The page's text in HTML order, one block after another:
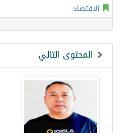
الاقتصاد
المحتوى التالي